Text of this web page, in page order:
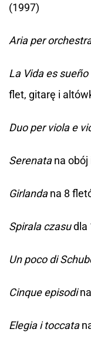
(1997)
Aria per
La Vida es
flet, gitarę i
Duo per viola e
Serenatana obój
Girlandana 8
Spirala czasudla
Un poco di
Cinque episodi
Elegia i toccata